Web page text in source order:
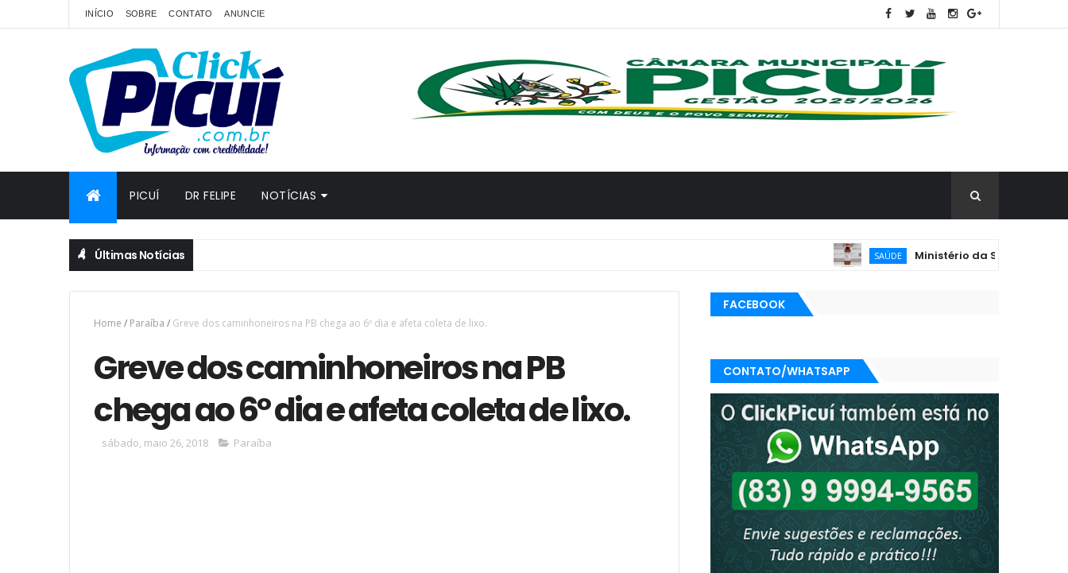
INÍCIO SOBRE CONTATO ANUNCIE
PICUÍ DR FELIPE NOTÍCIAS
Últimas Notícias SAÚDE Ministério da Saúde reforça
Home / Paraíba / Greve dos caminhoneiros na PB chega ao 6º dia e afeta coleta de lixo.
Greve dos caminhoneiros na PB
chega ao 6º dia e afeta coleta de lixo.
sábado, maio 26, 2018 Paraíba
FACEBOOK
CONTATO/WHATSAPP